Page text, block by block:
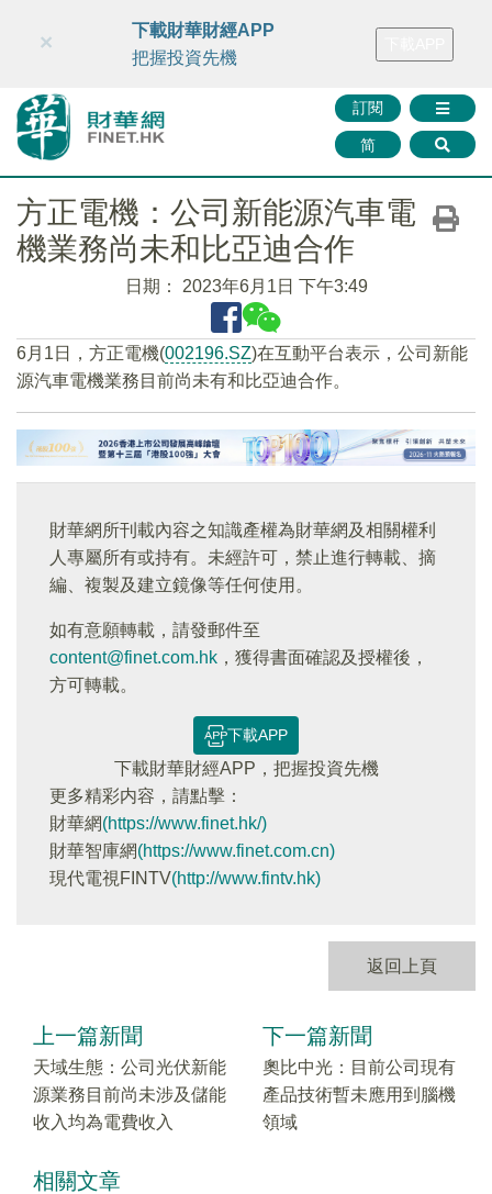
財華智庫網 FINTV FINMETA 財華證券 媒體矩陣
訂閱
简
×
下載財華財經APP
把握投資先機
方正電機：公司新能源汽車電
機業務尚未和比亞迪合作
日期： 2023年6月1日 下午3:49
6月1日，方正電機(002196.SZ)在互動平台表示，公司新能
源汽車電機業務目前尚未有和比亞迪合作。
財華網所刊載內容之知識產權為財華網及相關權利
人專屬所有或持有。未經許可，禁止進行轉載、摘
編、複製及建立鏡像等任何使用。
如有意願轉載，請發郵件至
content@finet.com.hk ，獲得書面確認及授權後，
方可轉載。
下載APP
下載財華財經APP，把握投資先機
更多精彩内容，請點擊：
財華網(https://www.finet.hk/)
財華智庫網(https://www.finet.com.cn)
現代電視FINTV(http://www.fintv.hk)
返回上頁
上一篇新聞
天域生態：公司光伏新能
源業務目前尚未涉及儲能
收入均為電費收入
下一篇新聞
奧比中光：目前公司現有
產品技術暫未應用到腦機
領域
相關文章